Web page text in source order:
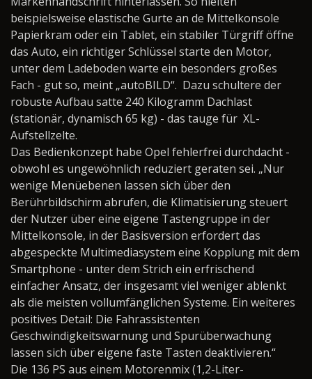
beispielsweise elastische Gurte an de Mittelkonsole
Papierkram oder ein Tablet, ein stabiler Türgriff öffne
das Auto, ein richtiger Schlüssel starte den Motor,
unter dem Ladeboden warte ein besonders großes
Fach - gut so, meint „autoBILD“. Dazu schultere der
robuste Aufbau satte 240 Kilogramm Dachlast
(stationär, dynamisch 65 kg) - das tauge für XL-
Aufstellzelte.
Das Bedienkonzept habe Opel fehlerfrei durchdacht -
obwohl es ungewöhnlich reduziert geraten sei. „Nur
wenige Menüebenen lassen sich über den
Berührbildschirm abrufen, die Klimatisierung steuert
der Nutzer über eine eigene Tastengruppe in der
Mittelkonsole, in der Basisversion erfordert das
abgespeckte Multimediasystem eine Kopplung mit dem
Smartphone - unter dem Strich ein erfrischend
einfacher Ansatz, der insgesamt viel weniger ablenkt
als die meisten vollumfänglichen Systeme. Ein weiteres
positives Detail: Die Fahrassistenten
Geschwindigkeitswarnung und Spurüberwachung
lassen sich über eigene faste Tasten deaktivieren.“
Die 136 PS aus einem Motorenmix (1,2-Liter-